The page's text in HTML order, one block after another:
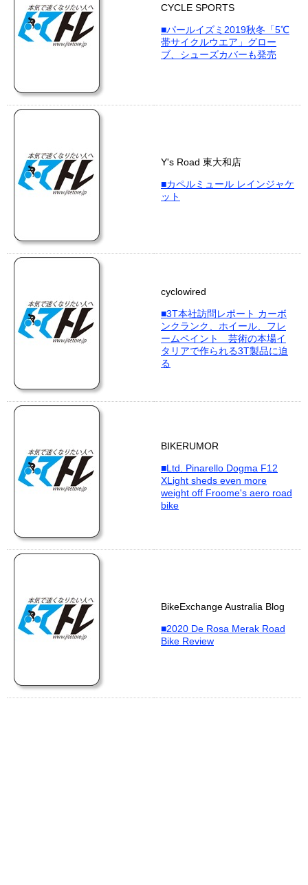
CYCLE SPORTS
■パールイズミ2019秋冬「5℃
帯サイクルウエア」グロー
ブ、シューズカバーも発売
Y's Road 東大和店
■カペルミュール レインジャケ
ット
cyclowired
■3T本社訪問レポート カーボ
ンクランク、ホイール、フレ
ームペイント 芸術の本場イ
タリアで作られる3T製品に迫
る
BIKERUMOR
■Ltd. Pinarello Dogma F12
XLight sheds even more
weight off Froome's aero road
bike
BikeExchange Australia Blog
■2020 De Rosa Merak Road
Bike Review